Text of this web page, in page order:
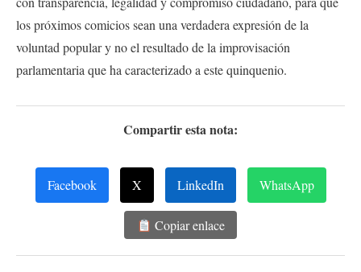
los próximos comicios sean una verdadera expresión de la
voluntad popular y no el resultado de la improvisación
parlamentaria que ha caracterizado a este quinquenio.
Compartir esta nota:
Facebook X LinkedIn WhatsApp
Copiar enlace